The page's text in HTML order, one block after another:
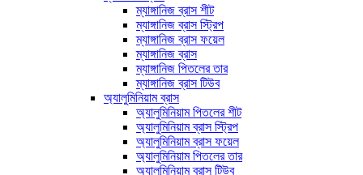
ম্যাঙ্গানিজ ব্রাস শীট
ম্যাঙ্গানিজ ব্রাস স্ট্রিপ
ম্যাঙ্গানিজ ব্রাস ফয়েল
ম্যাঙ্গানিজ ব্রাস
ম্যাঙ্গানিজ পিতলের তার
ম্যাঙ্গানিজ ব্রাস টিউব
অ্যালুমিনিয়াম ব্রাস
অ্যালুমিনিয়াম পিতলের শীট
অ্যালুমিনিয়াম ব্রাস স্ট্রিপ
অ্যালুমিনিয়াম ব্রাস ফয়েল
অ্যালুমিনিয়াম পিতলের তার
অ্যালুমিনিয়াম ব্রাস টিউব